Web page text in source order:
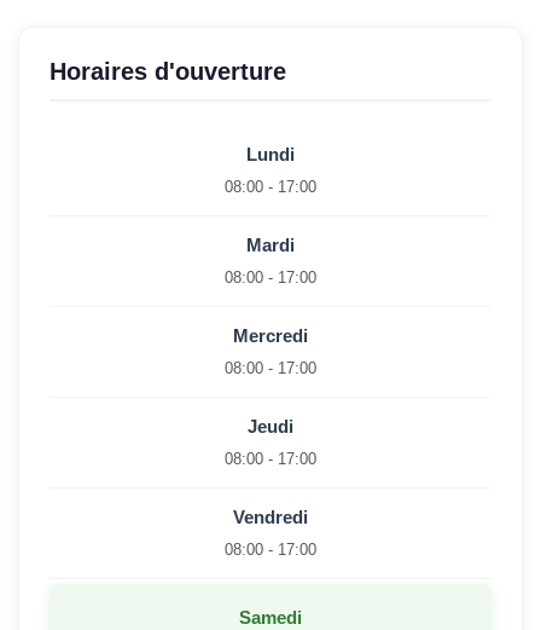
Horaires d'ouverture
Lundi
08:00 - 17:00
Mardi
08:00 - 17:00
Mercredi
08:00 - 17:00
Jeudi
08:00 - 17:00
Vendredi
08:00 - 17:00
Samedi